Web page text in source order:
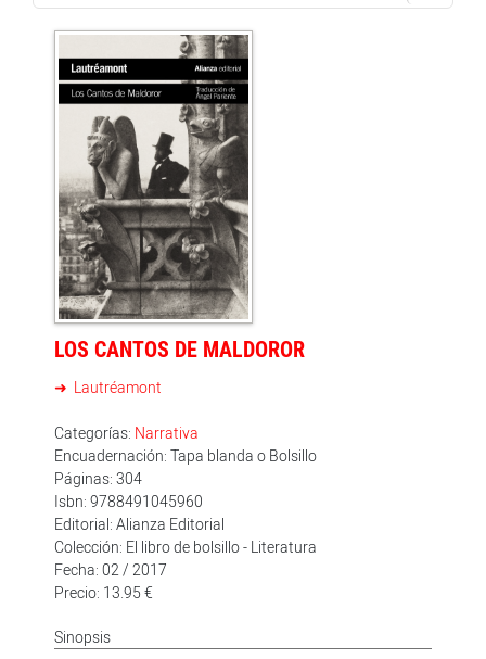
LOS CANTOS DE MALDOROR
Lautréamont
Categorías: Narrativa
Encuadernación: Tapa blanda o Bolsillo
Páginas: 304
Isbn: 9788491045960
Editorial: Alianza Editorial
Colección: El libro de bolsillo - Literatura
Fecha: 02 / 2017
Precio: 13.95 €
Sinopsis